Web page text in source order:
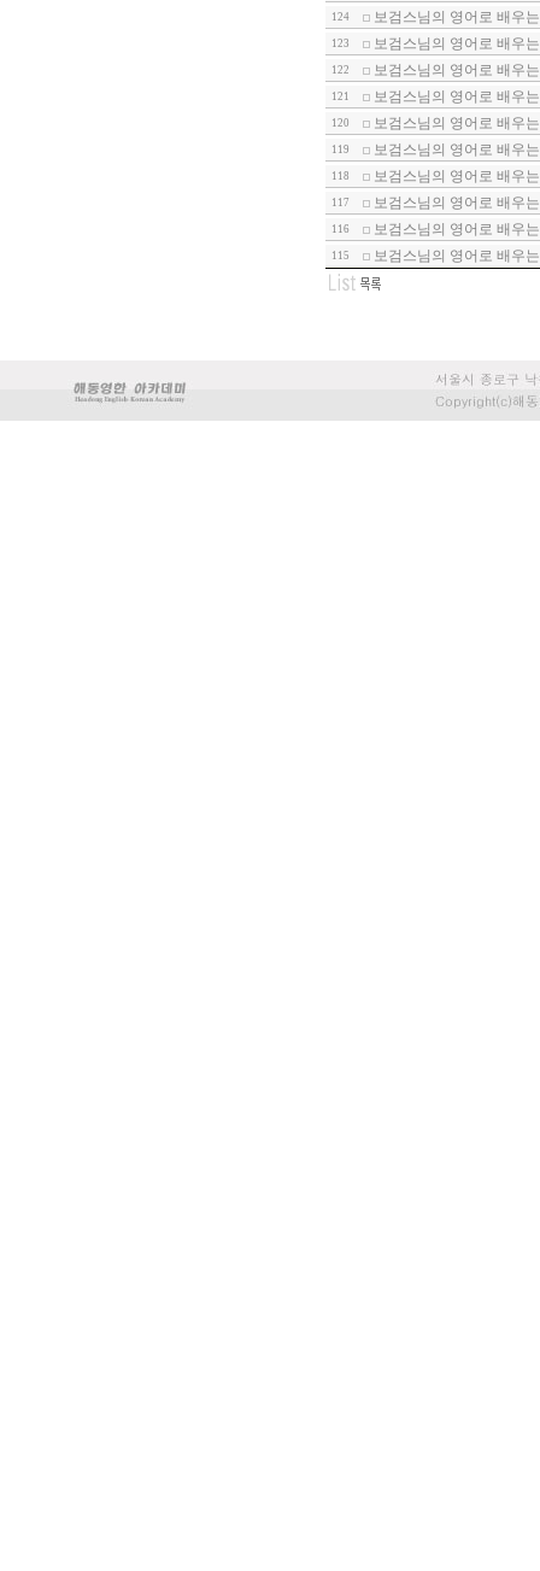
124 보검스님의 영어로 배우
123 보검스님의 영어로 배우
122 보검스님의 영어로 배우
121 보검스님의 영어로 배우
120 보검스님의 영어로 배우
119 보검스님의 영어로 배우
118 보검스님의 영어로 배우
117 보검스님의 영어로 배우
116 보검스님의 영어로 배우
115 보검스님의 영어로 배우